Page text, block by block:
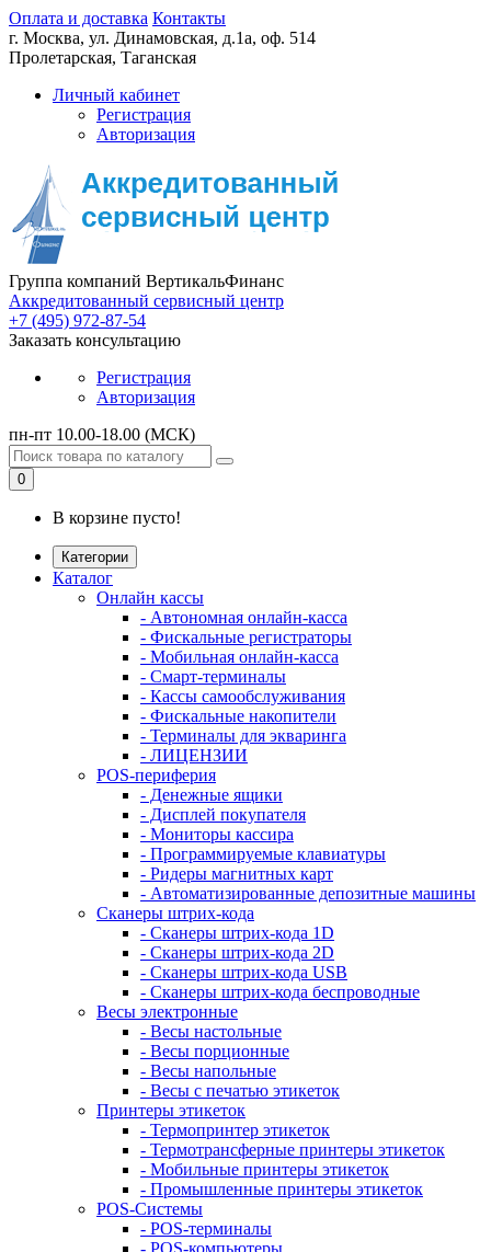
Оплата и доставка Контакты
г. Москва, ул. Динамовская, д.1а, оф. 514
Пролетарская, Таганская
Личный кабинет
Регистрация
Авторизация
Группа компаний ВертикальФинанс
Аккредитованный сервисный центр
+7 (495) 972-87-54
Заказать консультацию
Регистрация
Авторизация
пн-пт 10.00-18.00 (МСК)
0
В корзине пусто!
Категории
Каталог
Онлайн кассы
- Автономная онлайн-касса
- Фискальные регистраторы
- Мобильная онлайн-касса
- Смарт-терминалы
- Кассы самообслуживания
- Фискальные накопители
- Терминалы для экваринга
- ЛИЦЕНЗИИ
POS-периферия
- Денежные ящики
- Дисплей покупателя
- Мониторы кассира
- Программируемые клавиатуры
- Ридеры магнитных карт
- Автоматизированные депозитные машины
Сканеры штрих-кода
- Сканеры штрих-кода 1D
- Сканеры штрих-кода 2D
- Сканеры штрих-кода USB
- Сканеры штрих-кода беспроводные
Весы электронные
- Весы настольные
- Весы порционные
- Весы напольные
- Весы с печатью этикеток
Принтеры этикеток
- Термопринтер этикеток
- Термотрансферные принтеры этикеток
- Мобильные принтеры этикеток
- Промышленные принтеры этикеток
POS-Системы
- POS-терминалы
- POS-компьютеры